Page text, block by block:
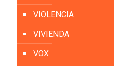
VIOLENCIA
VIVIENDA
VOX